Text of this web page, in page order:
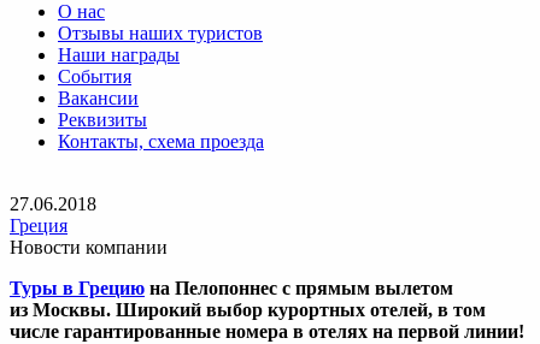
О нас
Отзывы наших туристов
Наши награды
События
Вакансии
Реквизиты
Контакты, схема проезда
27.06.2018
Греция
Новости компании
Туры в Грецию на Пелопоннес с прямым вылетом
из Москвы. Широкий выбор курортных отелей, в том
числе гарантированные номера в отелях на первой линии!